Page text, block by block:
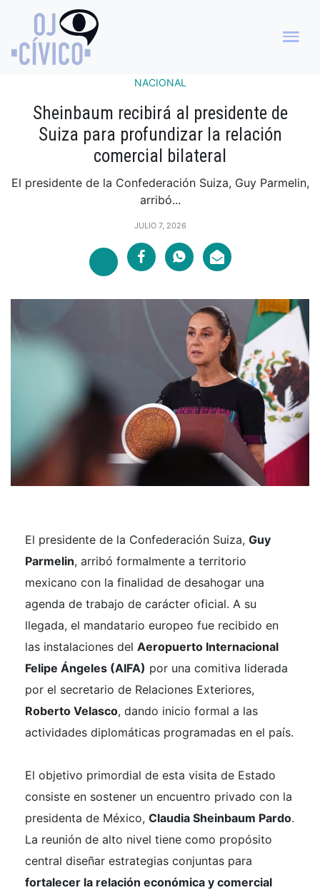
NACIONAL
Sheinbaum recibirá al presidente de
Suiza para profundizar la relación
comercial bilateral
El presidente de la Confederación Suiza, Guy Parmelin,
arribó...
JULIO 7, 2026
El presidente de la Confederación Suiza, Guy
Parmelin, arribó formalmente a territorio
mexicano con la finalidad de desahogar una
agenda de trabajo de carácter oficial. A su
llegada, el mandatario europeo fue recibido en
las instalaciones del Aeropuerto Internacional
Felipe Ángeles (AIFA) por una comitiva liderada
por el secretario de Relaciones Exteriores,
Roberto Velasco, dando inicio formal a las
actividades diplomáticas programadas en el país.
El objetivo primordial de esta visita de Estado
consiste en sostener un encuentro privado con la
presidenta de México, Claudia Sheinbaum Pardo.
La reunión de alto nivel tiene como propósito
central diseñar estrategias conjuntas para
fortalecer la relación económica y comercial